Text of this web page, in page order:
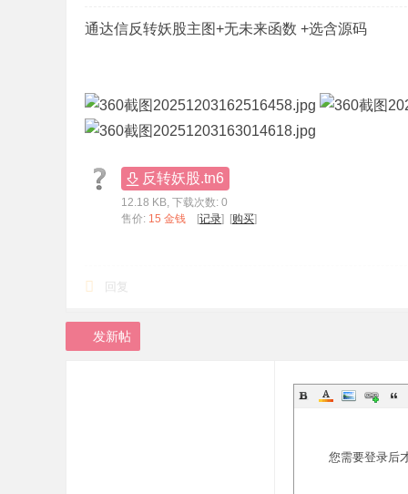
公
通达信反转妖股主图+无未来函数 +选含源码
反转妖股.tn6
12.18 KB, 下载次数: 0
售价: 15 金钱 [记录] [购买]
回复
发新帖
您需要登录后